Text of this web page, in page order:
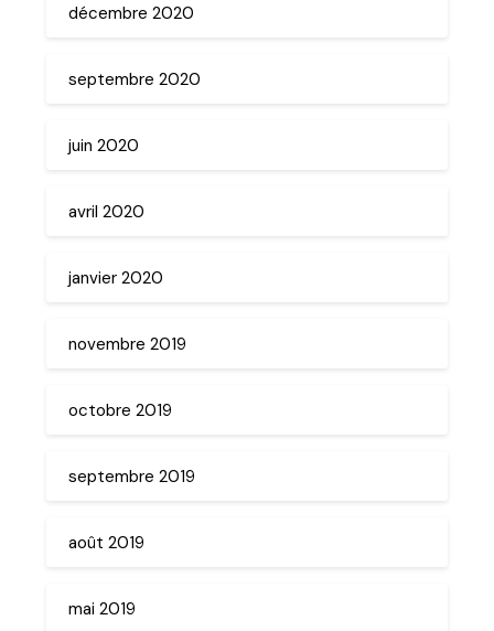
décembre 2020
septembre 2020
juin 2020
avril 2020
janvier 2020
novembre 2019
octobre 2019
septembre 2019
août 2019
mai 2019